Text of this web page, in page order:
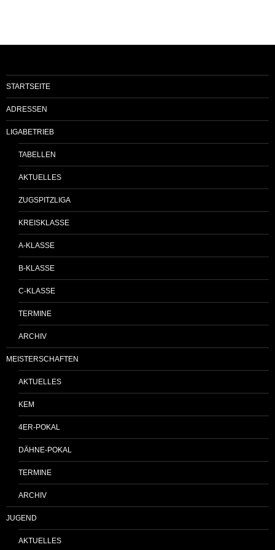
STARTSEITE
ADRESSEN
LIGABETRIEB
TABELLEN
AKTUELLES
ZUGSPITZLIGA
KREISKLASSE
A-KLASSE
B-KLASSE
C-KLASSE
TERMINE
ARCHIV
MEISTERSCHAFTEN
AKTUELLES
KEM
4ER-POKAL
DÄHNE-POKAL
TERMINE
ARCHIV
JUGEND
AKTUELLES